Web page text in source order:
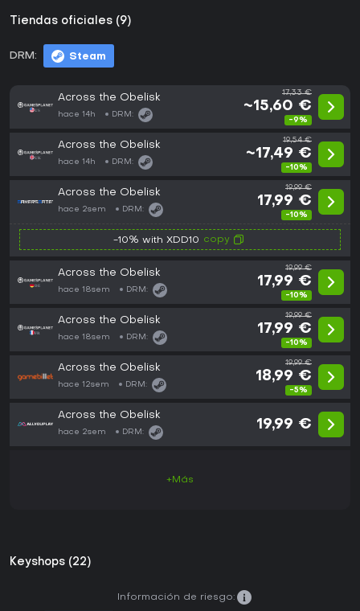
Tiendas oficiales (9)
DRM: Steam
Across the Obelisk
hace 14h DRM:
17,33 €
~15,60 €
-9%
Across the Obelisk
hace 14h DRM:
19,54 €
~17,49 €
-10%
Across the Obelisk
hace 2sem DRM:
19,99 €
17,99 €
-10%
-10% with XDD10 copy
Across the Obelisk
hace 18sem DRM:
19,99 €
17,99 €
-10%
Across the Obelisk
hace 18sem DRM:
19,99 €
17,99 €
-10%
Across the Obelisk
hace 12sem DRM:
19,99 €
18,99 €
-5%
Across the Obelisk
hace 2sem DRM:
19,99 €
+Más
Keyshops (22)
Información de riesgo: